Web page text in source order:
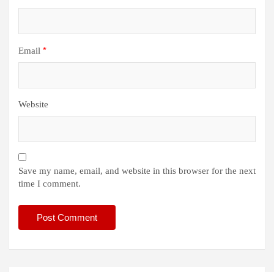
Email *
Website
Save my name, email, and website in this browser for the next
time I comment.